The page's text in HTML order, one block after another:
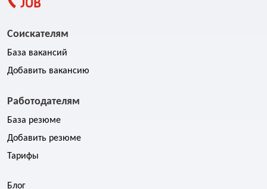
Соискателям
База вакансий
Добавить вакансию
Работодателям
База резюме
Добавить резюме
Тарифы
Блог